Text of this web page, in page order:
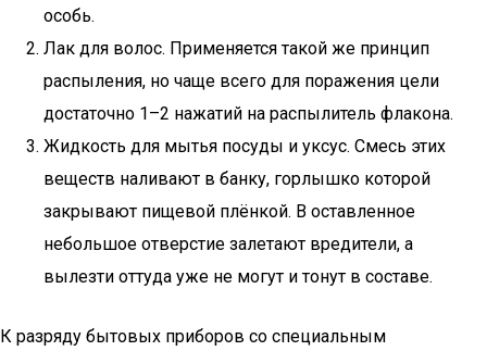
особь.
Лак для волос. Применяется такой же принцип
распыления, но чаще всего для поражения цели
достаточно 1–2 нажатий на распылитель флакона.
Жидкость для мытья посуды и уксус. Смесь этих
веществ наливают в банку, горлышко которой
закрывают пищевой плёнкой. В оставленное
небольшое отверстие залетают вредители, а
вылезти оттуда уже не могут и тонут в составе.
К разряду бытовых приборов со специальным